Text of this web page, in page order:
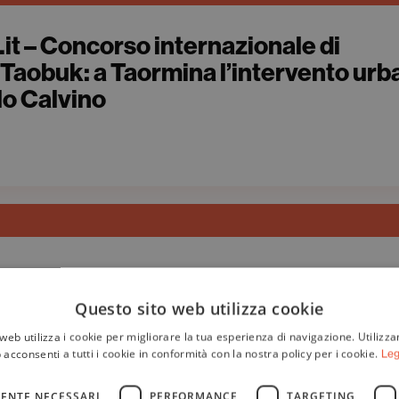
– Concorso internazionale di
a Taormina l’intervento
Calvino
Sera – Maria Chiara Carrozza La
biodiversità: il seme (della ricerca)
Questo sito web utilizza cookie
utilizza i cookie per migliorare la tua esperienza di navigazione.
acconsenti a tutti i cookie in conformità con la nostra policy per i cookie.
NECESSARI PERFORMANCE TARGETING